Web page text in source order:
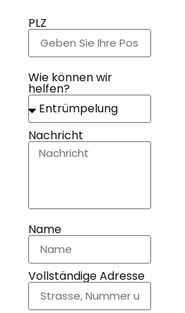
PLZ
Wie können wir
helfen?
Nachricht
Name
Vollständige Adresse